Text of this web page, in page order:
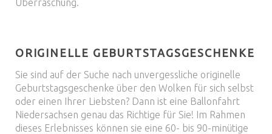
Überraschung.
ORIGINELLE GEBURTSTAGSGESCHENKE
Sie sind auf der Suche nach unvergessliche originelle
Geburtstagsgeschenke über den Wolken für sich selbst
oder einen Ihrer Liebsten? Dann ist eine Ballonfahrt
Niedersachsen genau das Richtige für Sie! Im Rahmen
dieses Erlebnisses können sie eine 60- bis 90-minütige